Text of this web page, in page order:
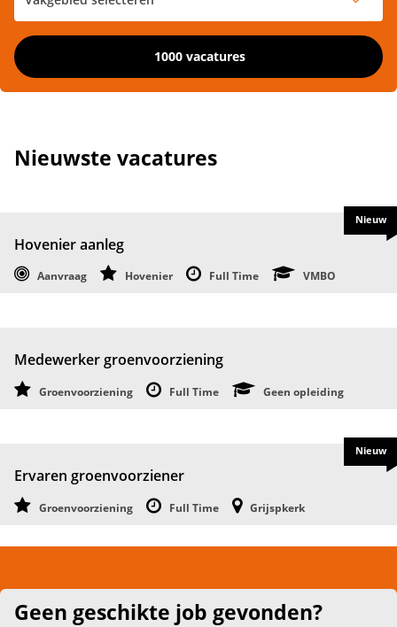
1000 vacatures
Nieuwste vacatures
Hovenier aanleg
Aanvraag Hovenier Full Time VMBO
Nieuw
Medewerker groenvoorziening
Groenvoorziening Full Time Geen opleiding
Ervaren groenvoorziener
Groenvoorziening Full Time Grijspkerk
Nieuw
Geen geschikte job gevonden?